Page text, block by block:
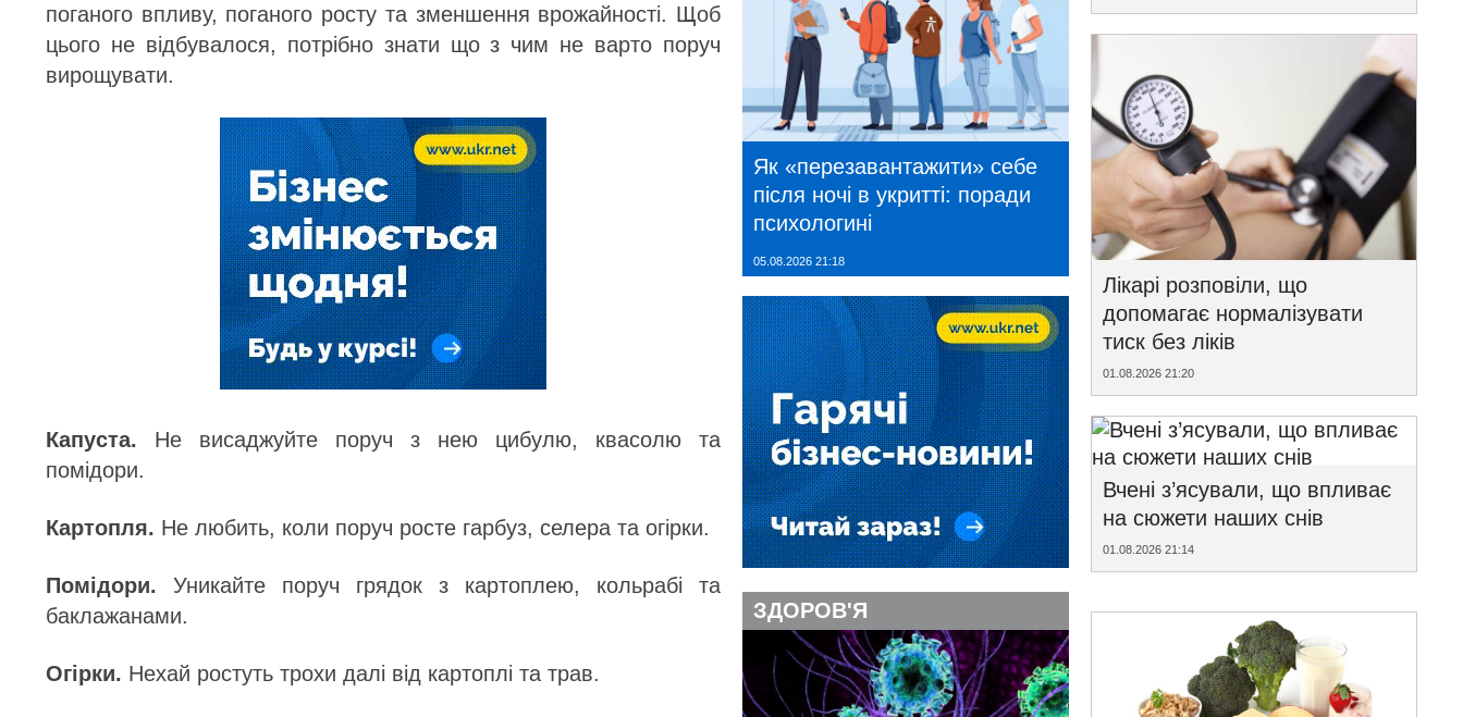
поганого впливу, поганого росту та зменшення врожайності. Щоб
цього не відбувалося, потрібно знати що з чим не варто поруч
вирощувати.
Капуста. Не висаджуйте поруч з нею цибулю, квасолю та
помідори.
Картопля. Не любить, коли поруч росте гарбуз, селера та огірки.
Помідори. Уникайте поруч грядок з картоплею, кольрабі та
баклажанами.
Огірки. Нехай ростуть трохи далі від картоплі та трав.
Як «перезавантажити» себе
після ночі в укритті: поради
психологині
05.08.2026 21:18
ЗДОРОВ'Я
Лікарі розповіли, що
допомагає нормалізувати
тиск без ліків
01.08.2026 21:20
Вчені з’ясували, що впливає
на сюжети наших снів
01.08.2026 21:14